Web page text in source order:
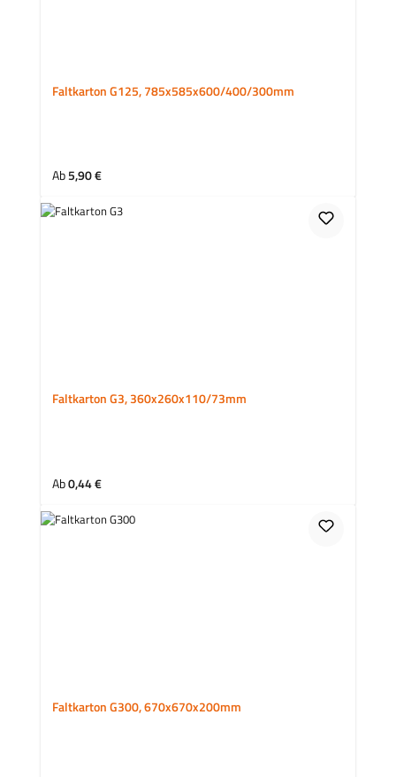
Faltkarton G125, 785x585x600/400/300mm
Regulärer Preis:
Ab5,90 €
Faltkarton G3, 360x260x110/73mm
Regulärer Preis:
Ab0,44 €
Faltkarton G300, 670x670x200mm